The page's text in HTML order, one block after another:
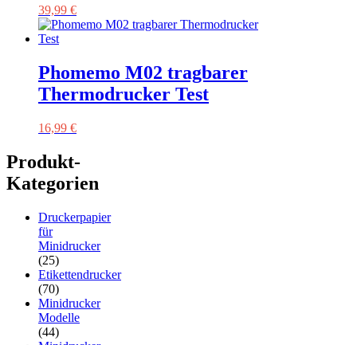
39,99 €
Phomemo M02 tragbarer
Thermodrucker Test
16,99 €
Produkt-
Kategorien
Druckerpapier
für
Minidrucker
(25)
Etikettendrucker
(70)
Minidrucker
Modelle
(44)